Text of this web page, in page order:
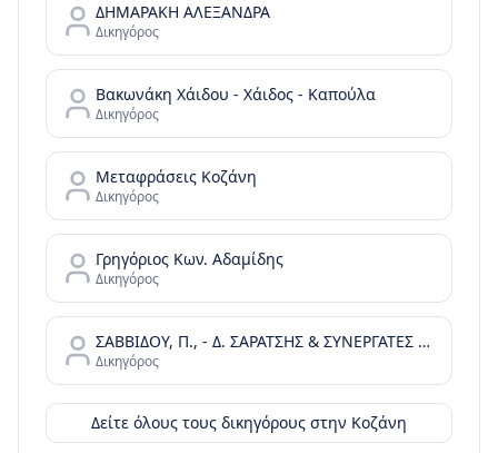
ΔΗΜΑΡΑΚΗ ΑΛΕΞΑΝΔΡΑ
Δικηγόρος
Βακωνάκη Χάιδου - Χάιδος - Καπούλα
Δικηγόρος
Μεταφράσεις Κοζάνη
Δικηγόρος
Γρηγόριος Κων. Αδαμίδης
Δικηγόρος
ΣΑΒΒΙΔΟΥ, Π., - Δ. ΣΑΡΑΤΣΗΣ & ΣΥΝΕΡΓΑΤΕΣ ΔΙΚΗΓΟΡΙΚΗ ΕΤΑΙΡΕΙΑ
Δικηγόρος
Δείτε όλους τους δικηγόρους στην Κοζάνη